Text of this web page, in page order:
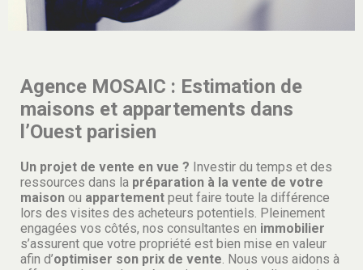
Agence MOSAIC : Estimation de
maisons et appartements dans
l’Ouest parisien
Un projet de vente en vue ? Investir du temps et des
ressources dans la préparation à la vente de votre
maison ou appartement peut faire toute la différence
lors des visites des acheteurs potentiels. Pleinement
engagées vos côtés, nos consultantes en immobilier
s’assurent que votre propriété est bien mise en valeur
afin d’optimiser son prix de vente. Nous vous aidons à